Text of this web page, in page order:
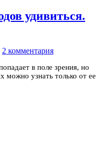
удивиться.
2 комментария
в поле зрения, но
можно узнать только от ее